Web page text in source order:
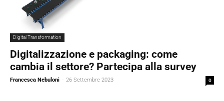
Digital Transformation
Digitalizzazione e packaging: come
cambia il settore? Partecipa alla survey
Francesca Nebuloni - 26 Settembre 2023 0